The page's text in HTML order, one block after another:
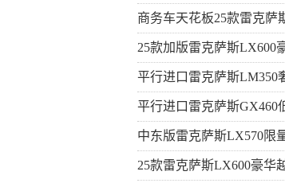
商务车天花板25款雷克萨
25款加版雷克萨斯LX600
平行进口雷克萨斯LM350
平行进口雷克萨斯GX460
中东版雷克萨斯LX570限
25款雷克萨斯LX600豪华